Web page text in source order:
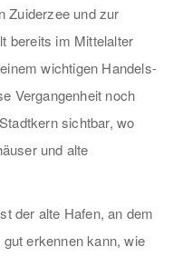
Zuiderzee und zur
bereits im Mittelalter
wichtigen Handels-
Vergangenheit noch
sichtbar, wo
und alte
der alte Hafen, an dem
erkennen kann, wie